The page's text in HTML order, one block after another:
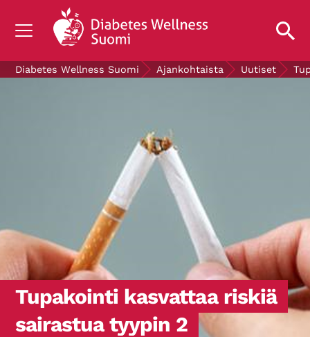
TIETOA DIABETEKSESTA
ILMAISET DIABETESTUOTTEET
Mittaa verensokerisi
Diabetes Wellness Suomi Ajankohtaista Uutiset
Tupakointi kasvattaa riskiä
sairastua tyypin 2